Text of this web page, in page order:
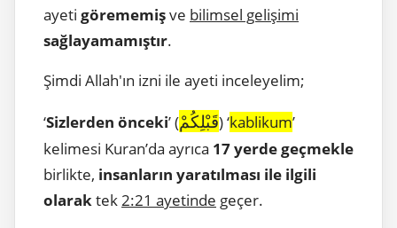
ayeti görememişve bilimsel gelişimi
sağlayamamıştır.
Şimdi Allah'ın izni ile ayeti inceleyelim;
‘Sizlerden önceki’ (قَبْلِكُمْ) ‘kablikum’
kelimesi Kuran’da ayrıca 17 yerde geçmekle
birlikte, insanların yaratılması ile ilgili
olaraktek2:21 ayetinde geçer.